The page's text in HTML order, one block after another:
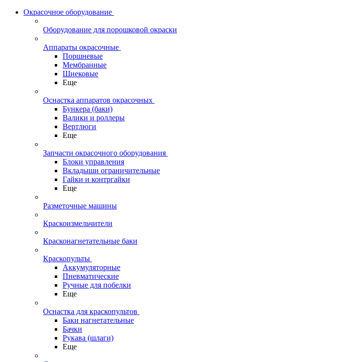
Окрасочное оборудование
Оборудование для порошковой окраски
Аппараты окрасочные
Поршневые
Мембранные
Шнековые
Еще
Оснастка аппаратов окрасочных
Бункера (баки)
Валики и роллеры
Вертлюги
Еще
Запчасти окрасочного оборудования
Блоки управления
Вкладыши ограничительные
Гайки и контргайки
Еще
Разметочные машины
Краскоизмельчители
Красконагнетательные баки
Краскопульты
Аккумуляторные
Пневматические
Ручные для побелки
Еще
Оснастка для краскопультов
Баки нагнетательные
Бачки
Рукава (шлаги)
Еще